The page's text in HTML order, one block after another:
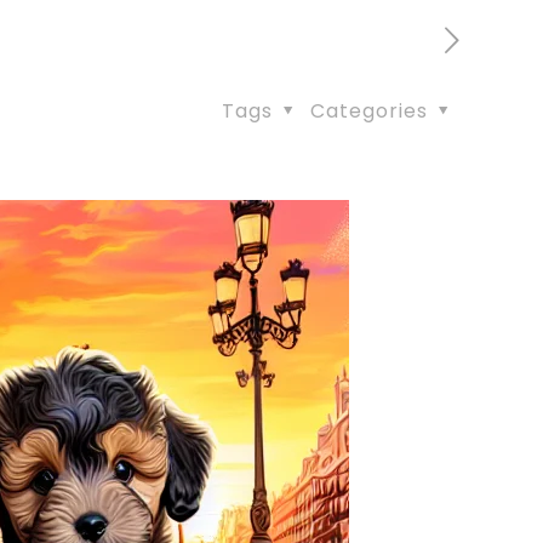
Categories
Tags